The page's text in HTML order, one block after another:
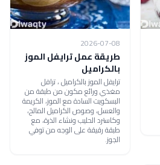
2026-07-08
طريقة عمل ترايفل الموز
بالكراميل
ترايفل الموز بالكراميل ، ترافل
مغذي ورائع مكون من طبقة من
البسكويت السادة مع الموز، الكريمة
والعسل، وصوص الكراميل المالح،
وكاسترد الحليب ونشاء الذرة، مع
طبقة رقيقة على الوجه من توفي
الجوز.